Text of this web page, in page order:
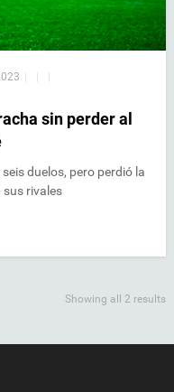
sin perder al
duelos, pero perdió la
rivales
Showing all 2 results